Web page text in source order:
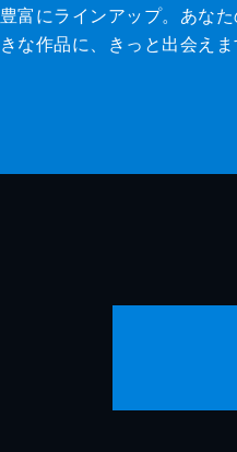
豊富にラインアップ。あな
きな作品に、きっと出会えま